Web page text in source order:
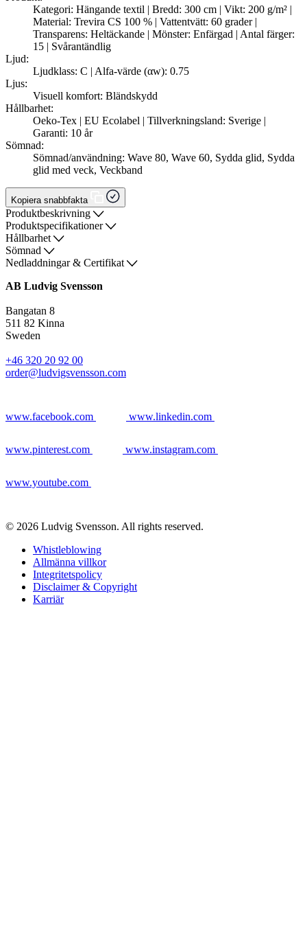
Kategori: Hängande textil | Bredd: 300 cm | Vikt: 200 g/m² |
Material: Trevira CS 100 % | Vattentvätt: 60 grader |
Transparens: Heltäckande | Mönster: Enfärgad | Antal färger:
15 | Svårantändlig
Ljud:
Ljudklass: C | Alfa-värde (αw): 0.75
Ljus:
Visuell komfort: Bländskydd
Hållbarhet:
Oeko-Tex | EU Ecolabel | Tillverkningsland: Sverige |
Garanti: 10 år
Sömnad:
Sömnad/användning: Wave 80, Wave 60, Sydda glid, Sydda
glid med veck, Veckband
Kopiera snabbfakta
Produktbeskrivning
Produktspecifikationer
Hållbarhet
Sömnad
Nedladdningar & Certifikat
AB Ludvig Svensson
Bangatan 8
511 82 Kinna
Sweden
+46 320 20 92 00
order@ludvigsvensson.com
www.facebook.com www.linkedin.com
www.pinterest.com www.instagram.com
www.youtube.com
© 2026 Ludvig Svensson. All rights reserved.
Whistleblowing
Allmänna villkor
Integritetspolicy
Disclaimer & Copyright
Karriär